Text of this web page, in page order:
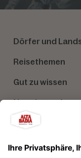
Dörfer und
Reisethemen
Gut zu wissen
Newsletter